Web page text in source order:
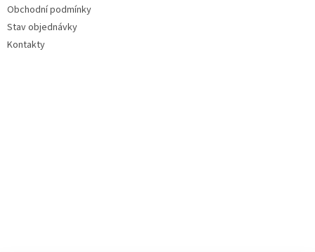
Obchodní podmínky
Stav objednávky
Kontakty